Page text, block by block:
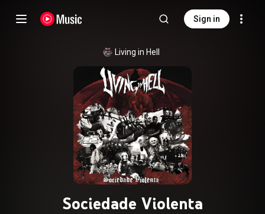
Sign in
Living in Hell
Sociedade Violenta